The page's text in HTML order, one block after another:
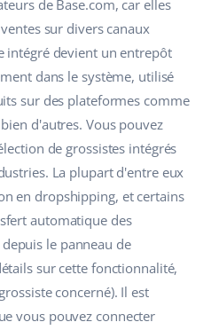
de Base.com, car elles
sur divers canaux
intégré devient un entrepôt
dans le système, utilisé
sur des plateformes comme
d'autres. Vous pouvez
de grossistes intégrés
La plupart d'entre eux
en dropshipping, et certains
automatique des
le panneau de
sur cette fonctionnalité,
concerné). Il est
vous pouvez connecter